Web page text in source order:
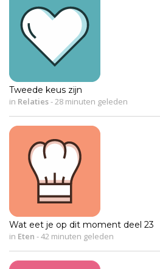
Tweede keus zijn
in Relaties- 28 minuten geleden
Wat eet je op dit moment deel 23
in Eten -42 minuten geleden